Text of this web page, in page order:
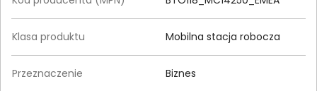
Klasa produktu Mobilna stacja robocza
Przeznaczenie Biznes